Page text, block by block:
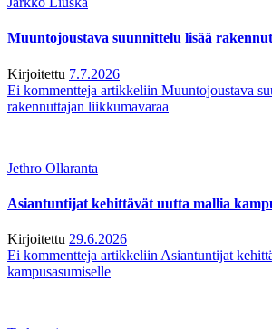
Muuntojoustava suunnittelu lisää
Kirjoitettu 7.7.2026
Ei kommentteja artikkeliin Muuntojoustava
rakennuttajan liikkumavaraa
Jethro Ollaranta
Asiantuntijat kehittävät uutta mallia
Kirjoitettu 29.6.2026
Ei kommentteja artikkeliin Asiantuntijat
kampusasumiselle